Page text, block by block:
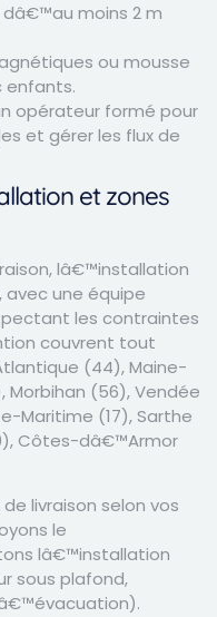
moins 2 m
ou mousse
enfants.
opérateur formé pour
et gérer les flux de
et zones
lâ€™installation
avec une équipe
les contraintes
couvrent tout
(44), Maine-
(56), Vendée
Maritime (17), Sarthe
Côtes-dâ€™Armor
livraison selon vos
le
lâ€™installation
sous plafond,